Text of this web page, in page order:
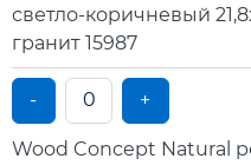
светло-коричневый
гранит 15987
- +
Wood Concept Natural